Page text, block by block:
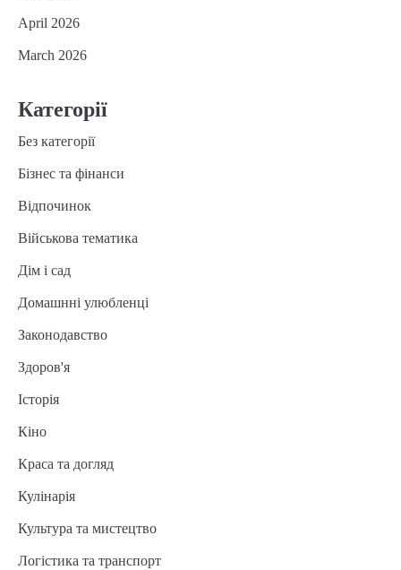
April 2026
March 2026
Категорії
Без категорії
Бізнес та фінанси
Відпочинок
Військова тематика
Дім і сад
Домашнні улюбленці
Законодавство
Здоров'я
Історія
Кіно
Краса та догляд
Кулінарія
Культура та мистецтво
Логістика та транспорт